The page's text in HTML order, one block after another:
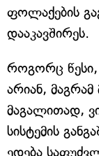
ფოლაქების
დააკავშირეს.
როგორც წესი,
არიან, მაგრამ
მაგალითად,
სისტემის
ედება